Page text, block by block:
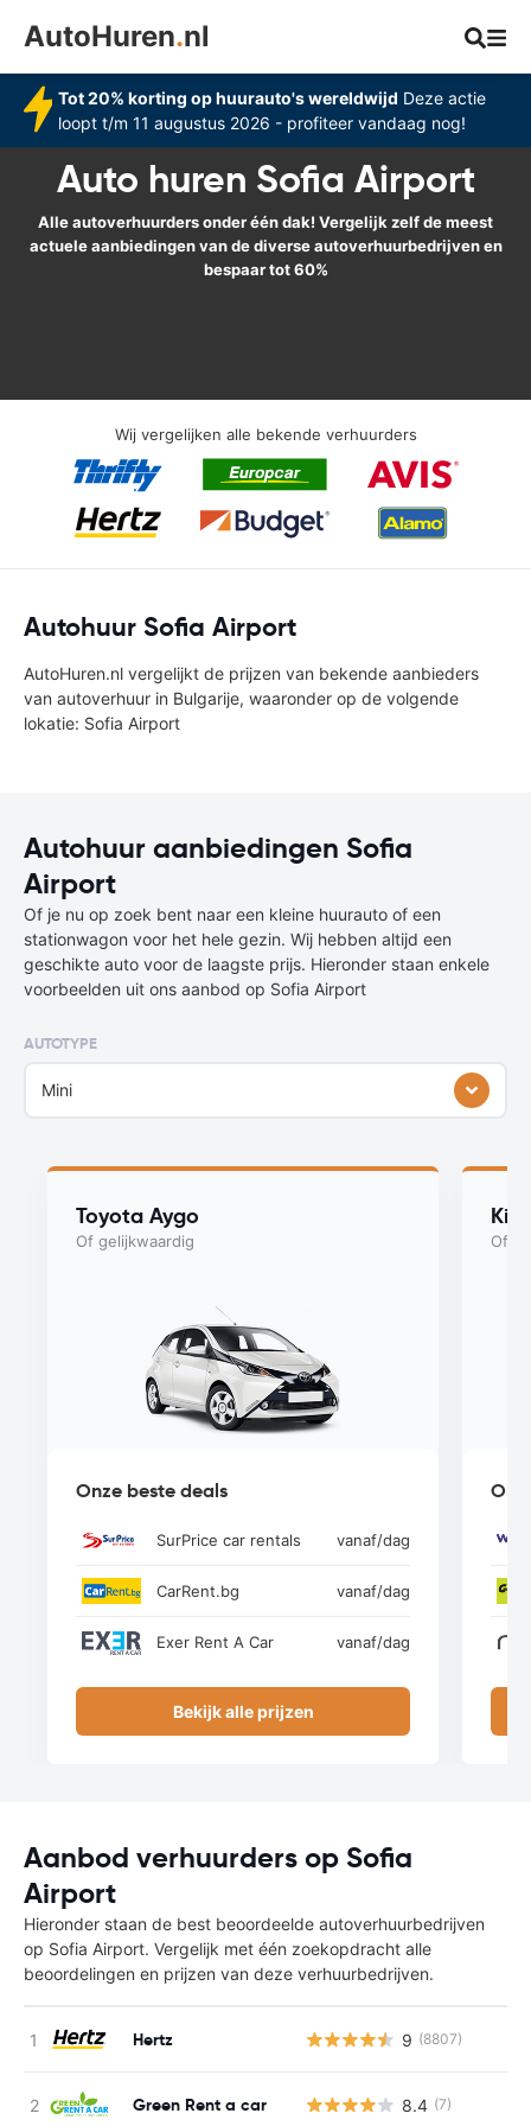
AutoHuren.nl
Tot 20% korting op huurauto's wereldwijd Deze actie
loopt t/m 11 augustus 2026 - profiteer vandaag nog!
Auto huren Sofia Airport
Alle autoverhuurders onder één dak! Vergelijk zelf de meest
actuele aanbiedingen van de diverse autoverhuurbedrijven en
bespaar tot 60%
Wij vergelijken alle bekende verhuurders
Autohuur Sofia Airport
AutoHuren.nl vergelijkt de prijzen van bekende aanbieders
van autoverhuur in Bulgarije, waaronder op de volgende
lokatie: Sofia Airport
Autohuur aanbiedingen Sofia
Airport
Of je nu op zoek bent naar een kleine huurauto of een
stationwagon voor het hele gezin. Wij hebben altijd een
geschikte auto voor de laagste prijs. Hieronder staan enkele
voorbeelden uit ons aanbod op Sofia Airport
AUTOTYPE
Mini
Toyota Aygo
Of gelijkwaardig
Onze beste deals
SurPrice car rentals vanaf/dag
CarRent.bg vanaf/dag
Exer Rent A Car vanaf/dag
Bekijk alle prijzen
Kia
Of
Aanbod verhuurders op Sofia
Airport
Hieronder staan de best beoordeelde autoverhuurbedrijven
op Sofia Airport. Vergelijk met één zoekopdracht alle
beoordelingen en prijzen van deze verhuurbedrijven.
Hertz 9 (8807)
Green Rent a car 8.4 (7)